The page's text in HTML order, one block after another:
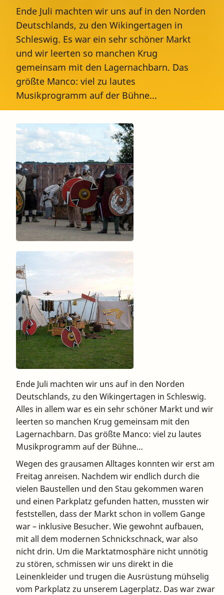
Ende Juli machten wir uns auf in den Norden
Deutschlands, zu den Wikingertagen in
Schleswig. Es war ein sehr schöner Markt
und wir leerten so manchen Krug
gemeinsam mit den Lagernachbarn. Das
größte Manco: viel zu lautes
Musikprogramm auf der Bühne...
Ende Juli machten wir uns auf in den Norden
Deutschlands, zu den Wikingertagen in Schleswig.
Alles in allem war es ein sehr schöner Markt und wir
leerten so manchen Krug gemeinsam mit den
Lagernachbarn. Das größte Manco: viel zu lautes
Musikprogramm auf der Bühne…
Wegen des grausamen Alltages konnten wir erst am
Freitag anreisen. Nachdem wir endlich durch die
vielen Baustellen und den Stau gekommen waren
und einen Parkplatz gefunden hatten, mussten wir
feststellen, dass der Markt schon in vollem Gange
war – inklusive Besucher. Wie gewohnt aufbauen,
mit all dem modernen Schnickschnack, war also
nicht drin. Um die Marktatmosphäre nicht unnötig
zu stören, schmissen wir uns direkt in die
Leinenkleider und trugen die Ausrüstung mühselig
vom Parkplatz zu unserem Lagerplatz. Das war zwar